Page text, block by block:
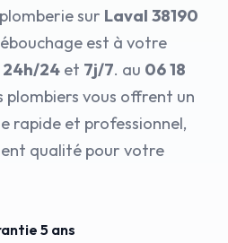
sur Laval 38190
est à votre
24h/24 et 7j/7. au 06 18
plombiers vous offrent un
rapide et professionnel,
qualité pour votre
5 ans